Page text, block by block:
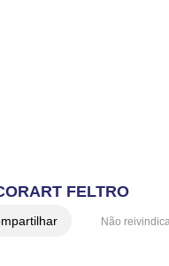
FELTRO
Não